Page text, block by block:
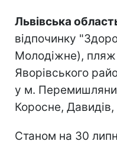
Львівська
відпочинку
Молодіжне),
Яворівського
у м. Перемишляни,
Коросне,
Станом на 30